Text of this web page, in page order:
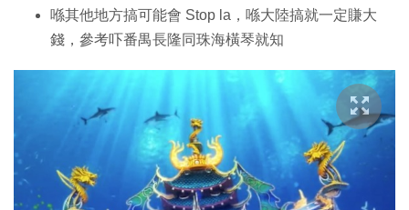
喺其他地方搞可能會 Stop la，喺大陸搞就一定賺大
錢，參考吓番禺長隆同珠海橫琴就知